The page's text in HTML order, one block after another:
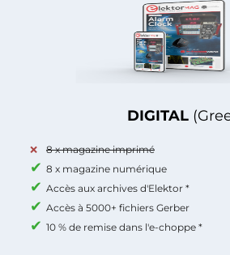
DIGITAL
8 x magazine imprimé
8 x magazine numérique
Accès aux archives d'Elektor *
Accès à 5000+ fichiers Gerber
10 % de remise dans l'e-choppe *